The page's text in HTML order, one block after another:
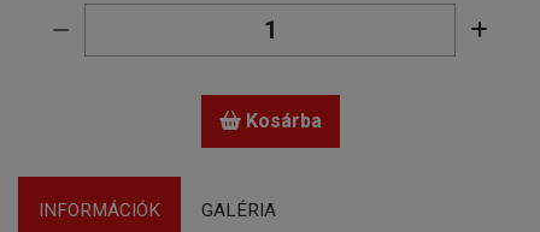
Kosárba
INFORMÁCIÓK GALÉRIA